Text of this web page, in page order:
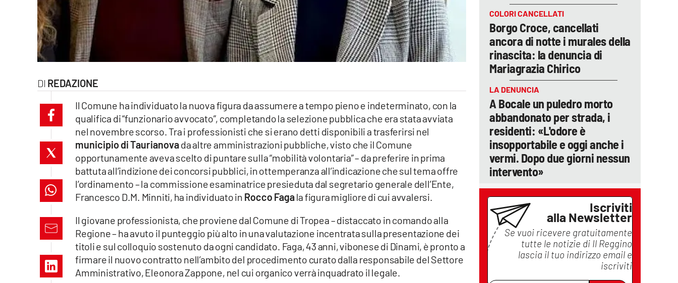
ilvibonese.it
catanzarochannel.it
lacapitalenews.it
REDAZIONE
Il Comune ha individuato la nuova figura da assumere a tempo pieno e indeterminato, con la
qualifica di “funzionario avvocato”, completando la selezione pubblica che era stata avviata
nel novembre scorso. Tra i professionisti che si erano detti disponibili a trasferirsi nel
municipio di Taurianovada altre amministrazioni pubbliche, visto che il Comune
opportunamente aveva scelto di puntare sulla “mobilità volontaria” – da preferire in prima
battuta all’indizione dei concorsi pubblici, in ottemperanza all’indicazione che sul tema offre
l’ordinamento – la commissione esaminatrice presieduta dal segretario generale dell’Ente,
Francesco D.M. Minniti, ha individuato in Rocco Fagala figura migliore di cui avvalersi.
Il giovane professionista, che proviene dal Comune di Tropea – distaccato in comando alla
Regione – ha avuto il punteggio più alto in una valutazione incentrata sulla presentazione dei
titoli e sul colloquio sostenuto da ogni candidato. Faga, 43 anni, vibonese di Dinami, è pronto a
firmare il nuovo contratto nell’ambito del procedimento curato dalla responsabile del Settore
Amministrativo, Eleonora Zappone, nel cui organico verrà inquadrato il legale.
COLORI CANCELLATI
Borgo Croce, cancellati
ancora di notte i murales della
rinascita: la denuncia di
Mariagrazia Chirico
LA DENUNCIA
A Bocale un puledro morto
abbandonato per strada, i
residenti: «L'odore è
insopportabile e oggi anche i
vermi. Dopo due giorni nessun
intervento»
Iscriviti
alla Newsletter
Se vuoi ricevere gratuitamente
tutte le notizie di Il Reggino
lascia il tuo indirizzo email e
iscriviti